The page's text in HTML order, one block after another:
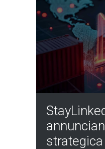
strategica